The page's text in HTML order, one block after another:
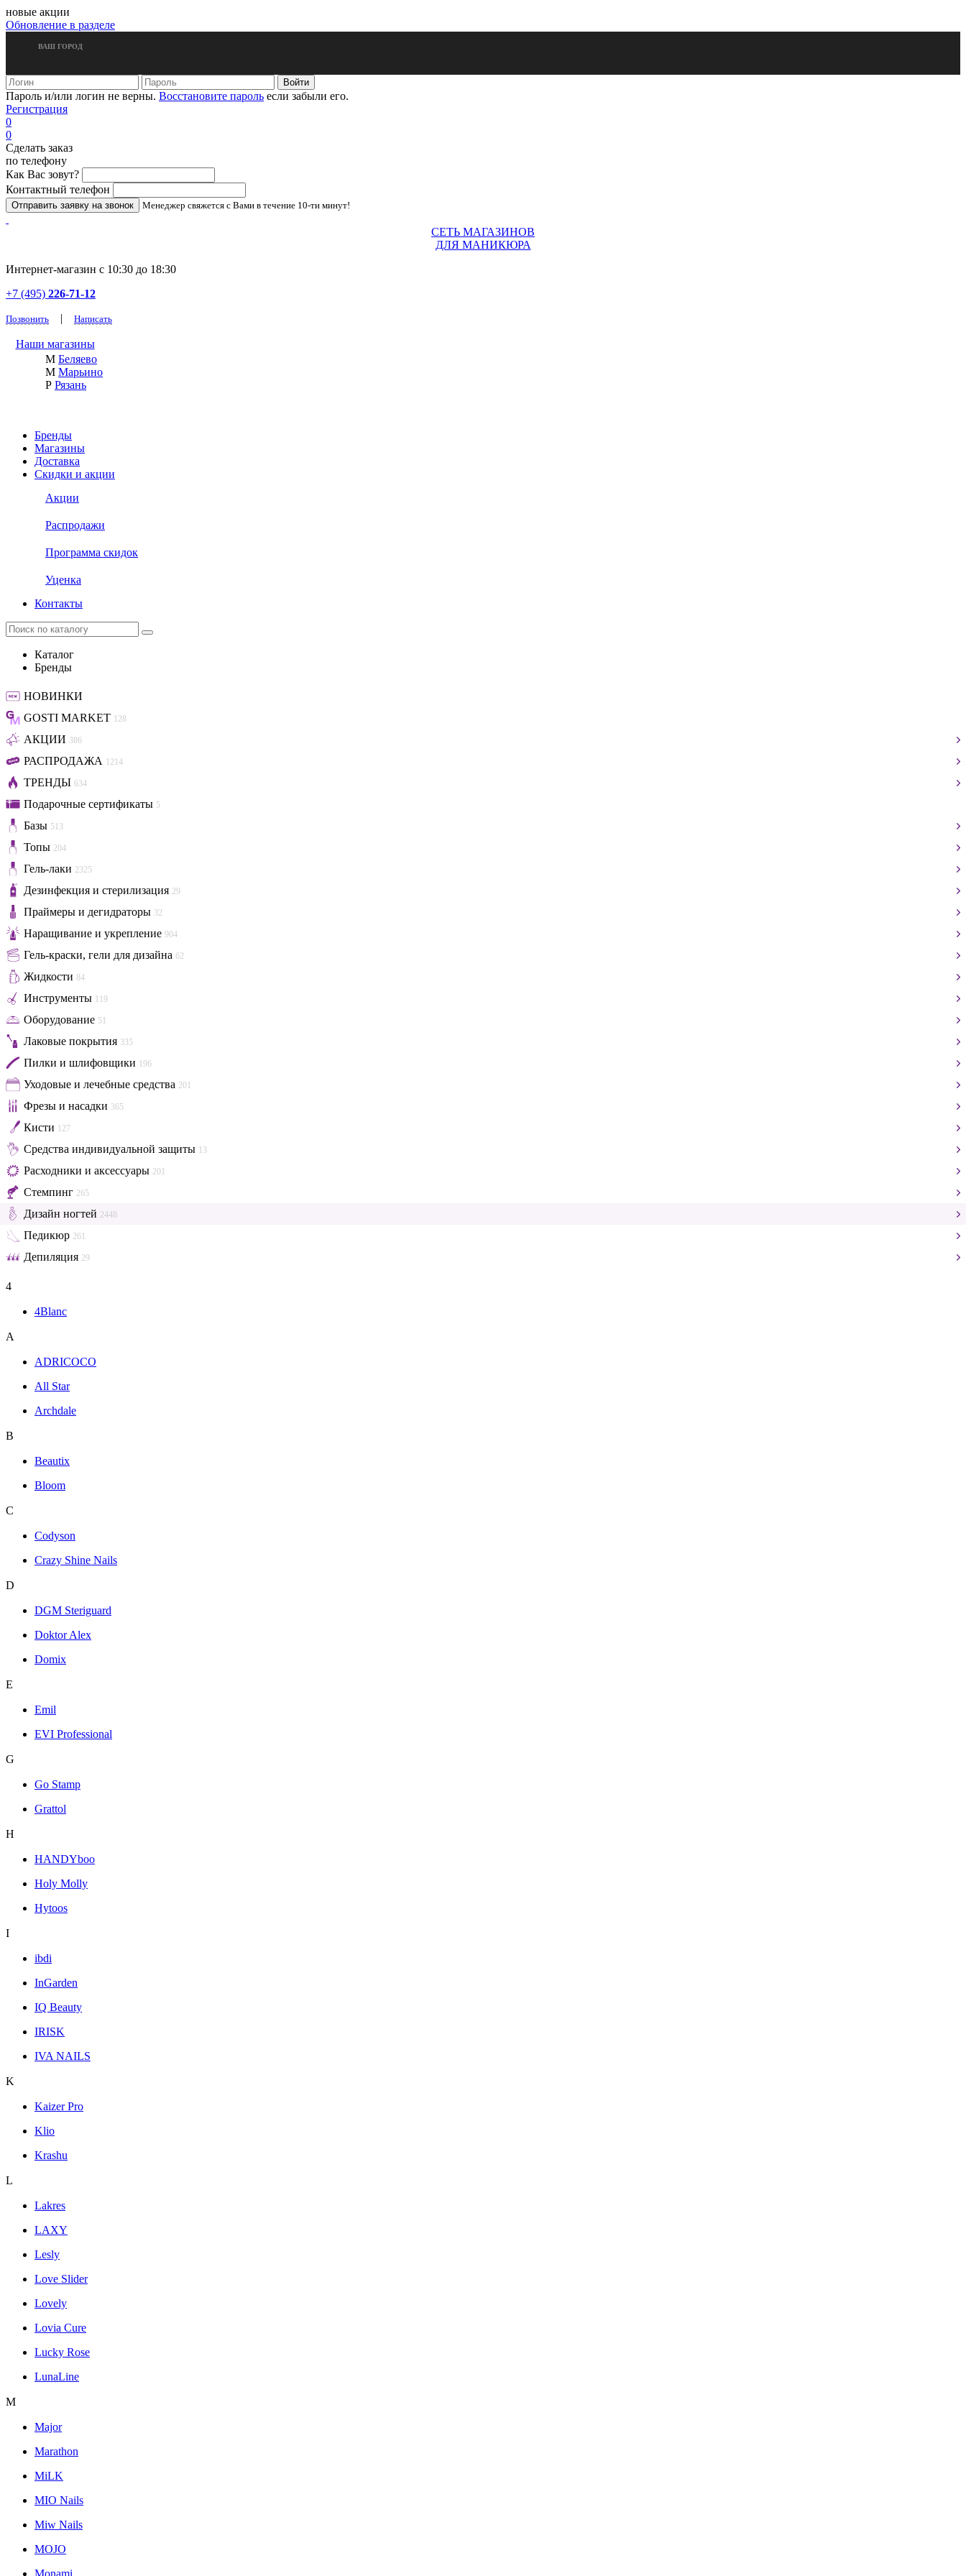
новые акции
Обновление в разделе
ВАШ ГОРОД
Пароль и/или логин не верны. Восстановите пароль если забыли его.
Регистрация
0
0
Сделать заказ
по телефону
Как Вас зовут?
Контактный телефон
Менеджер свяжется с Вами в течение 10-ти минут!
СЕТЬ МАГАЗИНОВ
ДЛЯ МАНИКЮРА
Интернет-магазин с 10:30 до 18:30
+7 (495) 226-71-12
Позвонить | Написать
Наши магазины
М Беляево
М Марьино
Р Рязань
Бренды
Магазины
Доставка
Скидки и акции
Акции
Распродажи
Программа скидок
Уценка
Контакты
Каталог
Бренды
НОВИНКИ
GOSTI MARKET 128
АКЦИИ 386
РАСПРОДАЖА 1214
ТРЕНДЫ 634
Подарочные сертификаты 5
Базы 513
Топы 204
Гель-лаки 2325
Дезинфекция и стерилизация 29
Праймеры и дегидраторы 32
Наращивание и укрепление 904
Гель-краски, гели для дизайна 62
Жидкости 84
Инструменты 119
Оборудование 51
Лаковые покрытия 335
Пилки и шлифовщики 196
Уходовые и лечебные средства 201
Фрезы и насадки 365
Кисти 127
Средства индивидуальной защиты 13
Расходники и аксессуары 201
Стемпинг 265
Дизайн ногтей 2448
Педикюр 261
Депиляция 29
4
4Blanc
A
ADRICOCO
All Star
Archdale
B
Beautix
Bloom
C
Codyson
Crazy Shine Nails
D
DGM Steriguard
Doktor Alex
Domix
E
Emil
EVI Professional
G
Go Stamp
Grattol
H
HANDYboo
Holy Molly
Hytoos
I
ibdi
InGarden
IQ Beauty
IRISK
IVA NAILS
K
Kaizer Pro
Klio
Krashu
L
Lakres
LAXY
Lesly
Love Slider
Lovely
Lovia Cure
Lucky Rose
LunaLine
M
Major
Marathon
MiLK
MIO Nails
Miw Nails
MOJO
Monami